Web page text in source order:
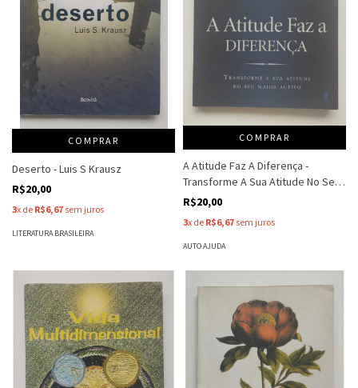
COMPRAR
Deserto - Luis S Krausz
R$20,00
3x de R$6,67 sem juros
LITERATURA BRASILEIRA
COMPRAR
A Atitude Faz A Diferença -
Transforme A Sua Atitude No Seu
Maior Activo - John C Maxell
R$20,00
3x de R$6,67 sem juros
AUTO AJUDA